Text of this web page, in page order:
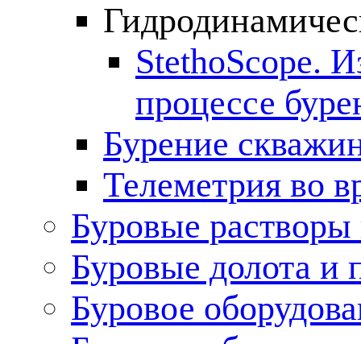
StethoScope.
процессе
Бурение
Телеметрия во
Буровые
Буровые долота и
Буровое